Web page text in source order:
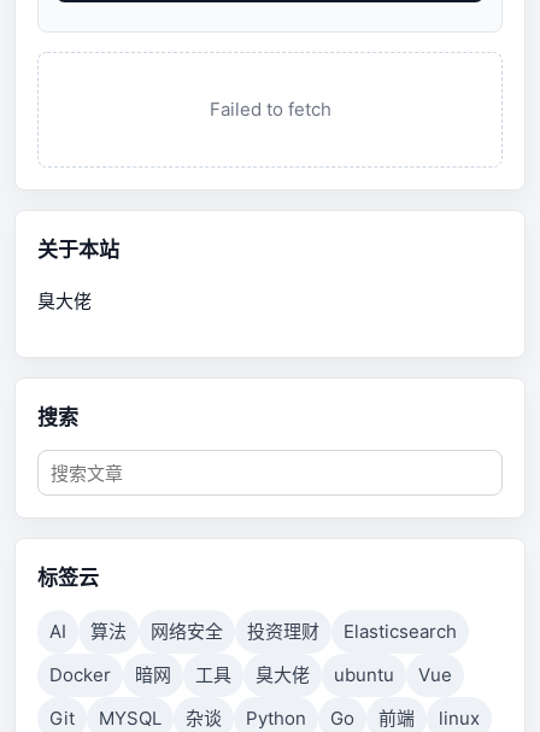
Failed to fetch
关于本站
臭大佬
搜索
标签云
AI 算法 网络安全 投资理财
Elasticsearch
Docker
暗网 工具 臭大佬 ubuntu
Vue
Git
MYSQL 杂谈 Python Go 前端
linux